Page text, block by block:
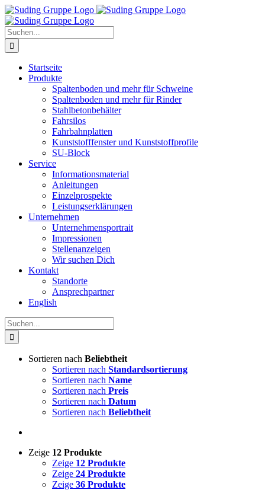
Zum
Inhalt
springen
Suche
nach:
Startseite
Produkte
Spaltenboden und mehr für Schweine
Spaltenboden und mehr für Rinder
Stahlbetonbehälter
Fahrsilos
Fahrbahnplatten
Kunststofffenster und Kunststoffprofile
SU-Block
Service
Informationsmaterial
Anleitungen
Einzelprospekte
Leistungserklärungen
Unternehmen
Unternehmensportrait
Impressionen
Stellenanzeigen
Wir suchen Dich
Kontakt
Standorte
Ansprechpartner
English
Suche
nach:
Sortieren nach Beliebtheit
Sortieren nach Standardsortierung
Sortieren nach Name
Sortieren nach Preis
Sortieren nach Datum
Sortieren nach Beliebtheit
Zeige 12 Produkte
Zeige 12 Produkte
Zeige 24 Produkte
Zeige 36 Produkte